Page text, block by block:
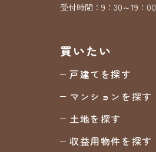
受付時間： 9：30～19：00
買いたい
戸建てを探す
マンションを探す
土地を探す
収益用物件を探す